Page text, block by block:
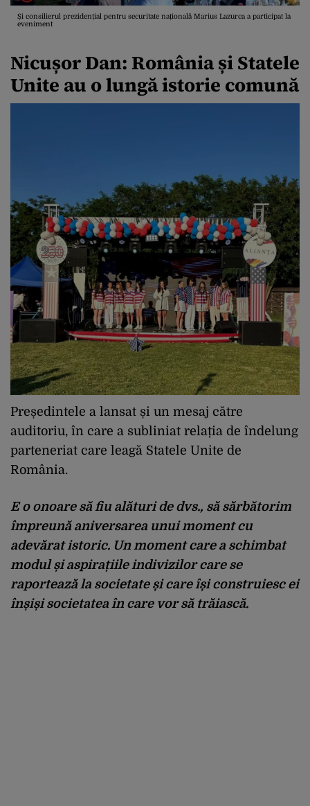
Și consilierul prezidențial pentru securitate națională Marius Lazurca a participat la
eveniment
Nicușor Dan: România și Statele
Unite au o lungă istorie comună
Președintele a lansat și un mesaj către
auditoriu, în care a subliniat relația de îndelung
parteneriat care leagă Statele Unite de
România.
E o onoare să fiu alături de dvs., să sărbătorim
împreună aniversarea unui moment cu
adevărat istoric. Un moment care a schimbat
modul și aspirațiile indivizilor care se
raportează la societate și care își construiesc ei
înșiși societatea în care vor să trăiască.